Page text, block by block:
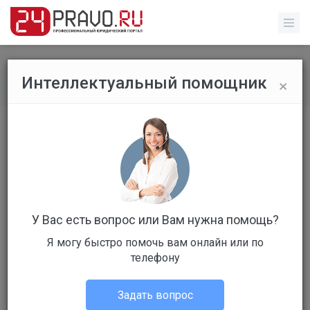
Обычные пользователи / Профиль пользователя ×
Интеллектуальный помощник
У Вас есть вопрос или Вам нужна помощь?
Я могу быстро помочь вам онлайн или по
телефону
Задать вопрос